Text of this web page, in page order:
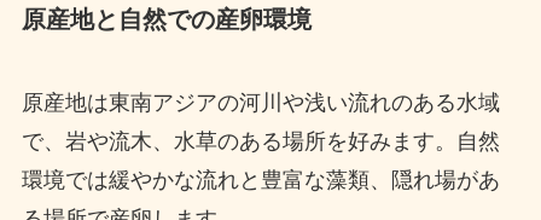
原産地と自然での産卵環境
原産地は東南アジアの河川や浅い流れのある水域
で、岩や流木、水草のある場所を好みます。自然
環境では緩やかな流れと豊富な藻類、隠れ場があ